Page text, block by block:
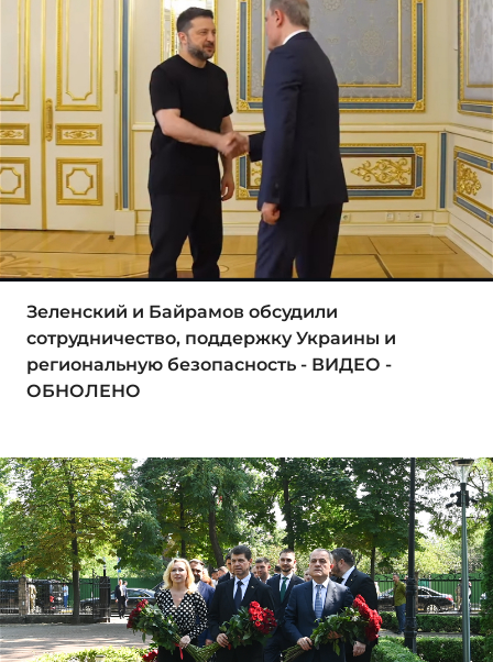
Зеленский и Байрамов обсудили
сотрудничество, поддержку Украины и
региональную безопасность - ВИДЕО -
ОБНОЛЕНО